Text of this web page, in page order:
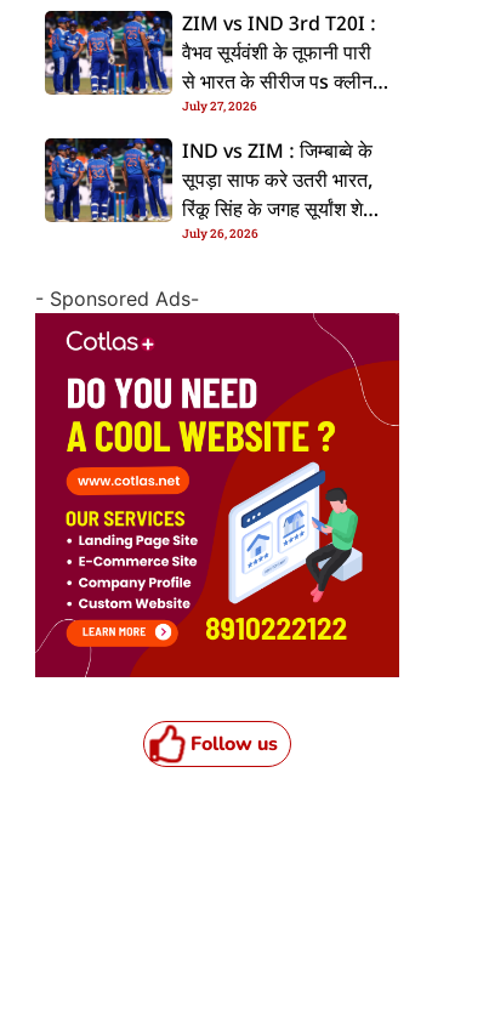
ZIM vs IND 3rd T20I :
वैभव सूर्यवंशी के तूफानी पारी
से भारत के सीरीज पs क्लीन
स्वीप, जिम्बाब्वे 35 रन से
हारल
July 27, 2026
IND vs ZIM : जिम्बाब्वे के
सूपड़ा साफ करे उतरी भारत,
रिंकू सिंह के जगह सूर्यांश शेडगे
के मिल सकेला मवका
July 26, 2026
- Sponsored Ads-
Follow us